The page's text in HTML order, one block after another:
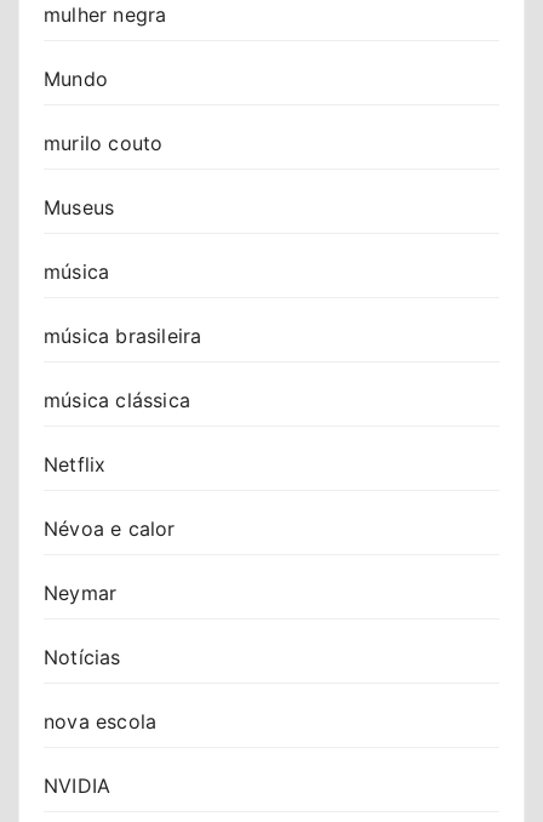
mulher negra
Mundo
murilo couto
Museus
música
música brasileira
música clássica
Netflix
Névoa e calor
Neymar
Notícias
nova escola
NVIDIA